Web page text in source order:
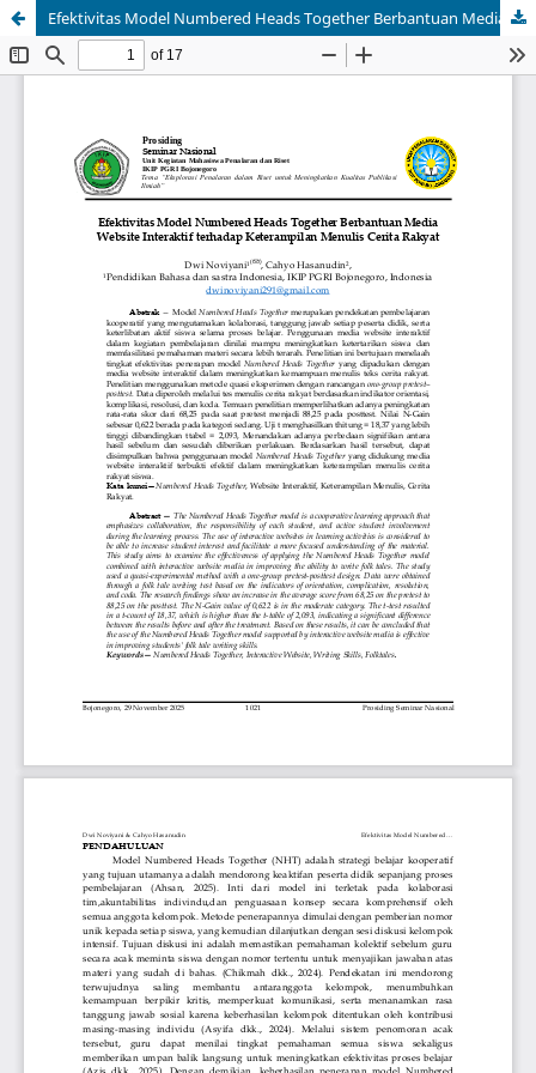
Efektivitas Model Numbered Heads Together Berbantuan Media Website Interaktif terhadap Keterampilan Menulis Cerita Rakyat